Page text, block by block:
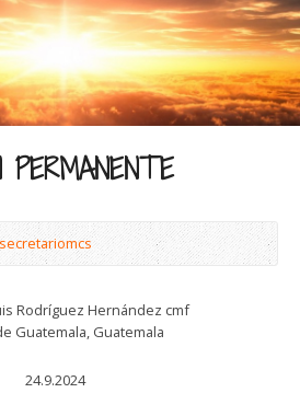
PERMANENTE
secretariomcs
Rodríguez Hernández cmf
Guatemala, Guatemala
24.9.2024